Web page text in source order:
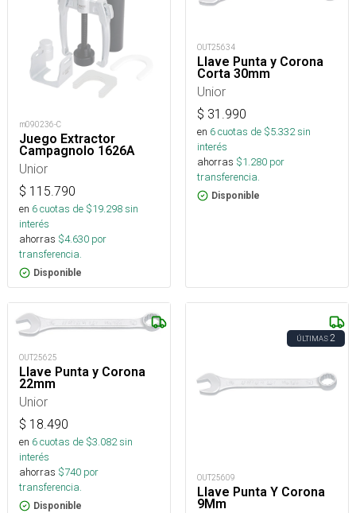
m090236-C
Juego Extractor
Campagnolo 1626A
Unior
$ 115.790
en 6cuotas de $19.298sin
interés
ahorras $4.630 por
transferencia.
Disponible
OUT25634
Llave Punta y Corona
Corta 30mm
Unior
$ 31.990
en 6cuotas de $5.332sin
interés
ahorras $1.280 por
transferencia.
Disponible
OUT25625
Llave Punta y Corona
22mm
Unior
$ 18.490
en 6cuotas de $3.082sin
interés
ahorras $740 por
transferencia.
Disponible
ÚLTIMAS2
OUT25609
Llave Punta Y Corona
9Mm